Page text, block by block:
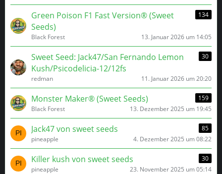
Green Poison F1 Fast Version® (Sweet
Seeds)
134
Black Forest 13. Januar 2026 um 14:05
Sweet Seed: Jack47/San Fernando Lemon
Kush/Psicodelicia-12/12fs
30
redman 11. Januar 2026 um 20:20
Monster Maker® (Sweet Seeds)
159
Black Forest
13. Dezember 2025 um 19:45
Jack47 von sweet seeds
85
pineapple
4. Dezember 2025 um 08:22
Killer kush von sweet seeds
30
pineapple
23. November 2025 um 05:14